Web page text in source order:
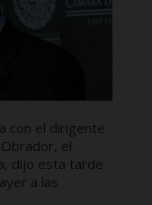
con el dirigente
el
dijo esta tarde
a las